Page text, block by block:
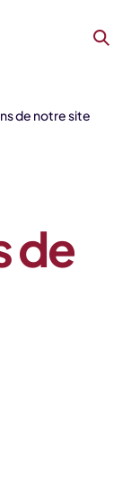
de notre site
de